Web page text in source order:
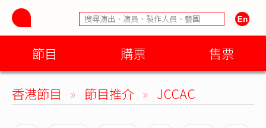
節目 購票 售票
香港節目 » 節目推介 » JCCAC